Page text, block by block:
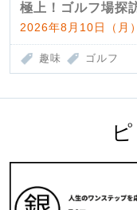
極上！ゴルフ場探
2026年8月10日（月
趣味 ゴルフ